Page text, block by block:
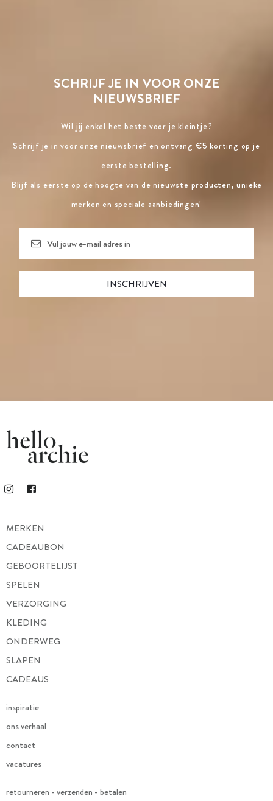
SCHRIJF JE IN VOOR ONZE
NIEUWSBRIEF
Wil jij enkel het beste voor je kleintje?
Schrijf je in voor onze nieuwsbrief en ontvang €5 korting op je
eerste bestelling.
Blijf als eerste op de hoogte van de nieuwste producten, unieke
merken en speciale aanbiedingen!
MERKEN
CADEAUBON
GEBOORTELIJST
SPELEN
VERZORGING
KLEDING
ONDERWEG
SLAPEN
CADEAUS
inspiratie
ons verhaal
contact
vacatures
retourneren - verzenden - betalen